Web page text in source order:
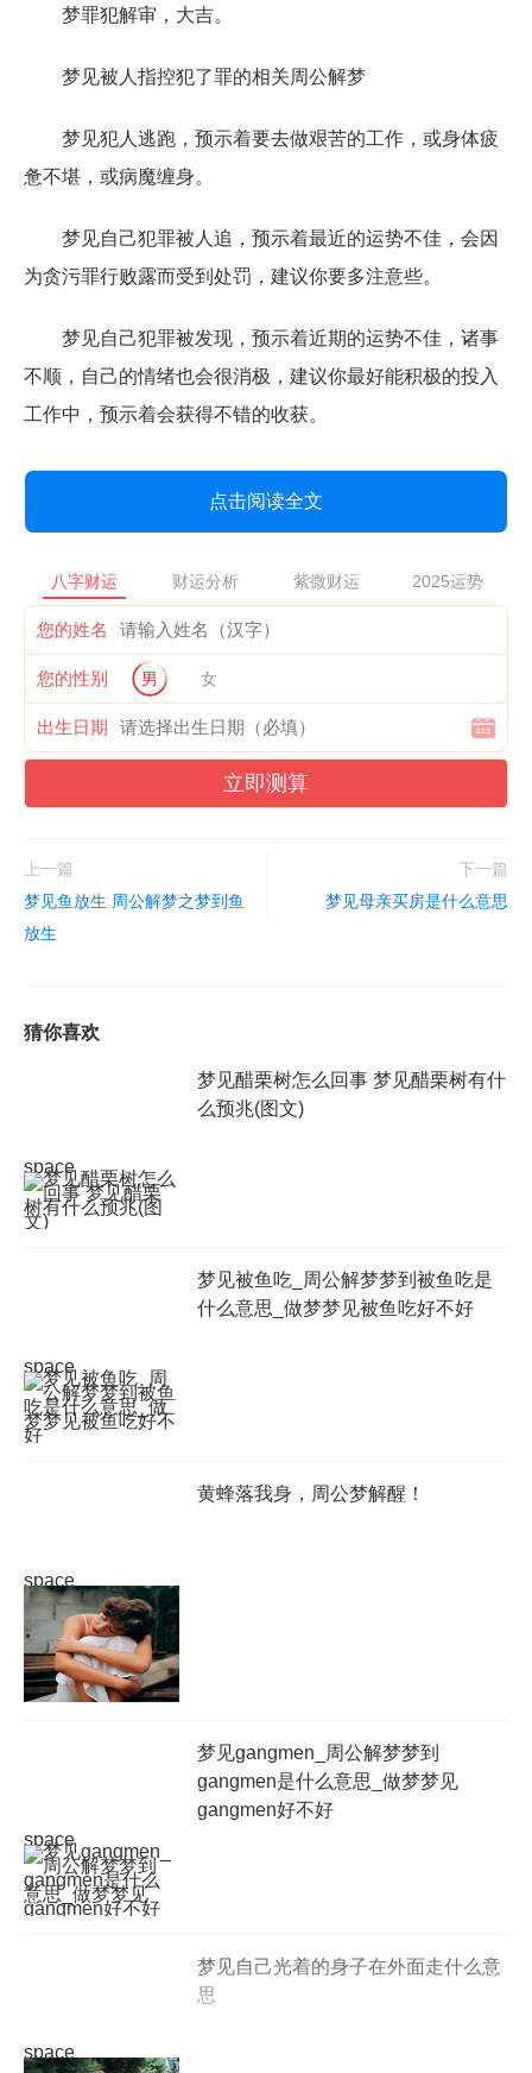
梦罪犯解审，大吉。
梦见被人指控犯了罪的相关周公解梦
梦见犯人逃跑，预示着要去做艰苦的工作，或身体疲
惫不堪，或病魔缠身。
梦见自己犯罪被人追，预示着最近的运势不佳，会因
为贪污罪行败露而受到处罚，建议你要多注意些。
梦见自己犯罪被发现，预示着近期的运势不佳，诸事
不顺，自己的情绪也会很消极，建议你最好能积极的投入
工作中，预示着会获得不错的收获。
点击阅读全文
八字财运 财运分析 紫微财运 2025运势
您的姓名
您的性别 男 女
出生日期
立即测算
上一篇
梦见鱼放生 周公解梦之梦到鱼
放生
下一篇
梦见母亲买房是什么意思
猜你喜欢
space
梦见醋栗树怎么回事 梦见醋栗树有什
么预兆(图文)
space
梦见被鱼吃_周公解梦梦到被鱼吃是
什么意思_做梦梦见被鱼吃好不好
space
黄蜂落我身，周公梦解醒！
space
梦见gangmen_周公解梦梦到
gangmen是什么意思_做梦梦见
gangmen好不好
space
梦见自己光着的身子在外面走什么意
思